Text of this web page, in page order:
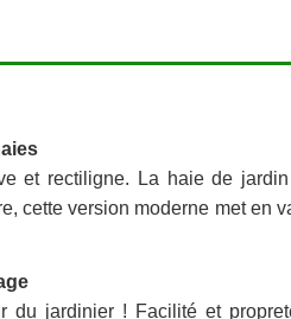
et rectiligne. La haie de
cette version moderne met en
du jardinier ! Facilité et